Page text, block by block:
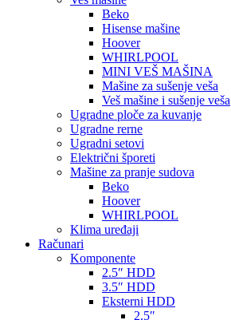
Beko
Hisense mašine
Hoover
WHIRLPOOL
MINI VEŠ MAŠINA
Mašine za sušenje veša
Veš mašine i sušenje veša
Ugradne ploče za kuvanje
Ugradne rerne
Ugradni setovi
Električni šporeti
Mašine za pranje sudova
Beko
Hoover
WHIRLPOOL
Klima uređaji
Računari
Komponente
2.5″ HDD
3.5″ HDD
Eksterni HDD
2.5″